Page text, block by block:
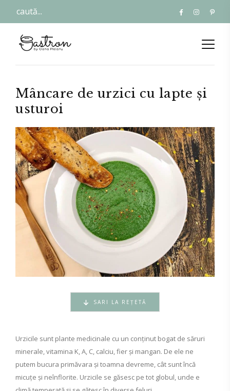
Mâncare de urzici cu lapte și
usturoi
SARI LA REȚETĂ
Urzicile sunt plante medicinale cu un conținut bogat de săruri
minerale, vitamina K, A, C, calciu, fier și mangan. De ele ne
putem bucura primăvara și toamna devreme, cât sunt încă
micuțe și neînflorite. Urzicile se găsesc pe tot globul, unde e